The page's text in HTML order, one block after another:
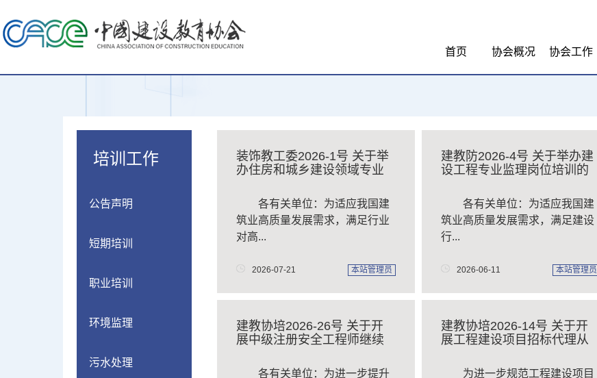
首页 协会概况 协会工作
培训工作
公告声明
短期培训
职业培训
环境监理
污水处理
装饰教工委2026-1号 关于举
办住房和城乡建设领域专业
各有关单位：为适应我国建
筑业高质量发展需求，满足行业
对高...
2026-07-21 本站管理员
建教防2026-4号 关于举办建
设工程专业监理岗位培训的
​ 各有关单位：为适应我国建
筑业高质量发展需求，满足建设
行...
2026-06-11 本站管理员
建教协培2026-26号 关于开
展中级注册安全工程师继续
各有关单位：为进一步提升
建教协培2026-14号 关于开
展工程建设项目招标代理从
​ 为进一步规范工程建设项目